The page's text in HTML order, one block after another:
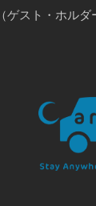
ゲスト・ホルダ